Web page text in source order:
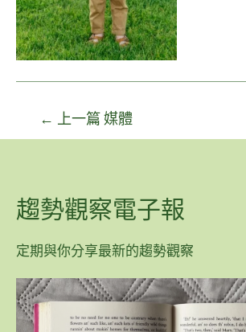
← 上一篇 媒體
趨勢觀察電子報
定期與你分享最新的趨勢觀察